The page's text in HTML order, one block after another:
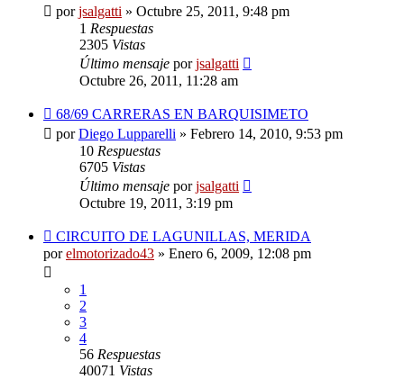
porjsalgatti » Octubre 25, 2011, 9:48 pm
1 Respuestas
2305 Vistas
Último mensaje porjsalgatti
Octubre 26, 2011, 11:28 am
68/69 CARRERAS EN BARQUISIMETO
porDiego Lupparelli » Febrero 14, 2010, 9:53 pm
10 Respuestas
6705 Vistas
Último mensaje porjsalgatti
Octubre 19, 2011, 3:19 pm
CIRCUITO DE LAGUNILLAS, MERIDA
porelmotorizado43 » Enero 6, 2009, 12:08 pm
1
2
3
4
56 Respuestas
40071 Vistas